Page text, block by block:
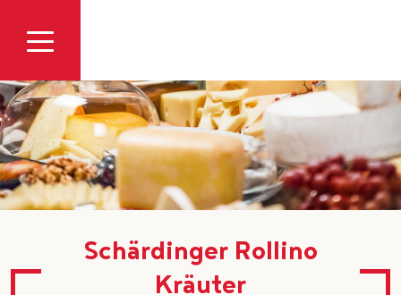
Schärdinger Rollino
Kräuter